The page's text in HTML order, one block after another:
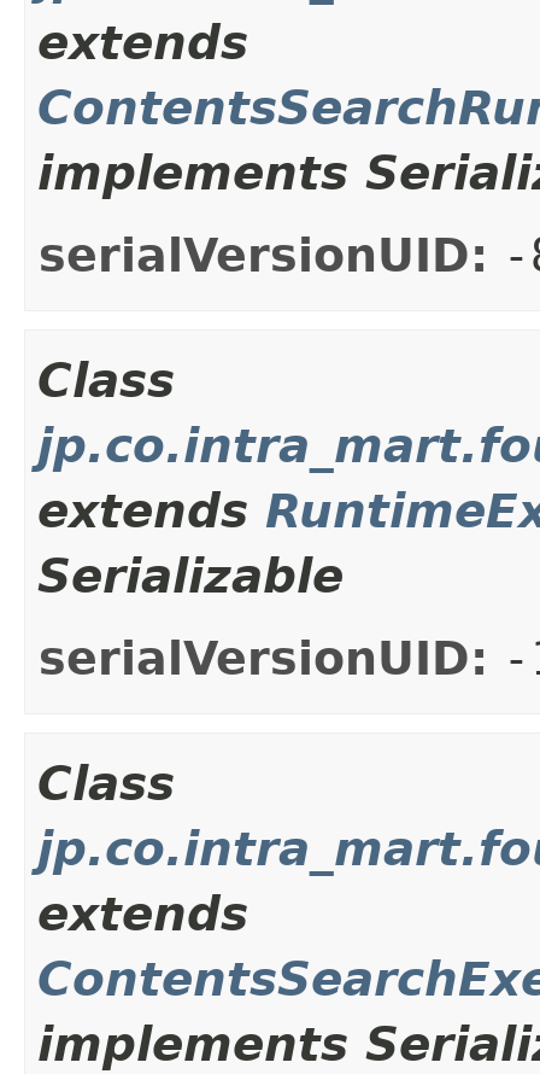
extends
implements
serialVersionUID: -
Class
extends
Serializable
serialVersionUID: -
Class
extends
implements